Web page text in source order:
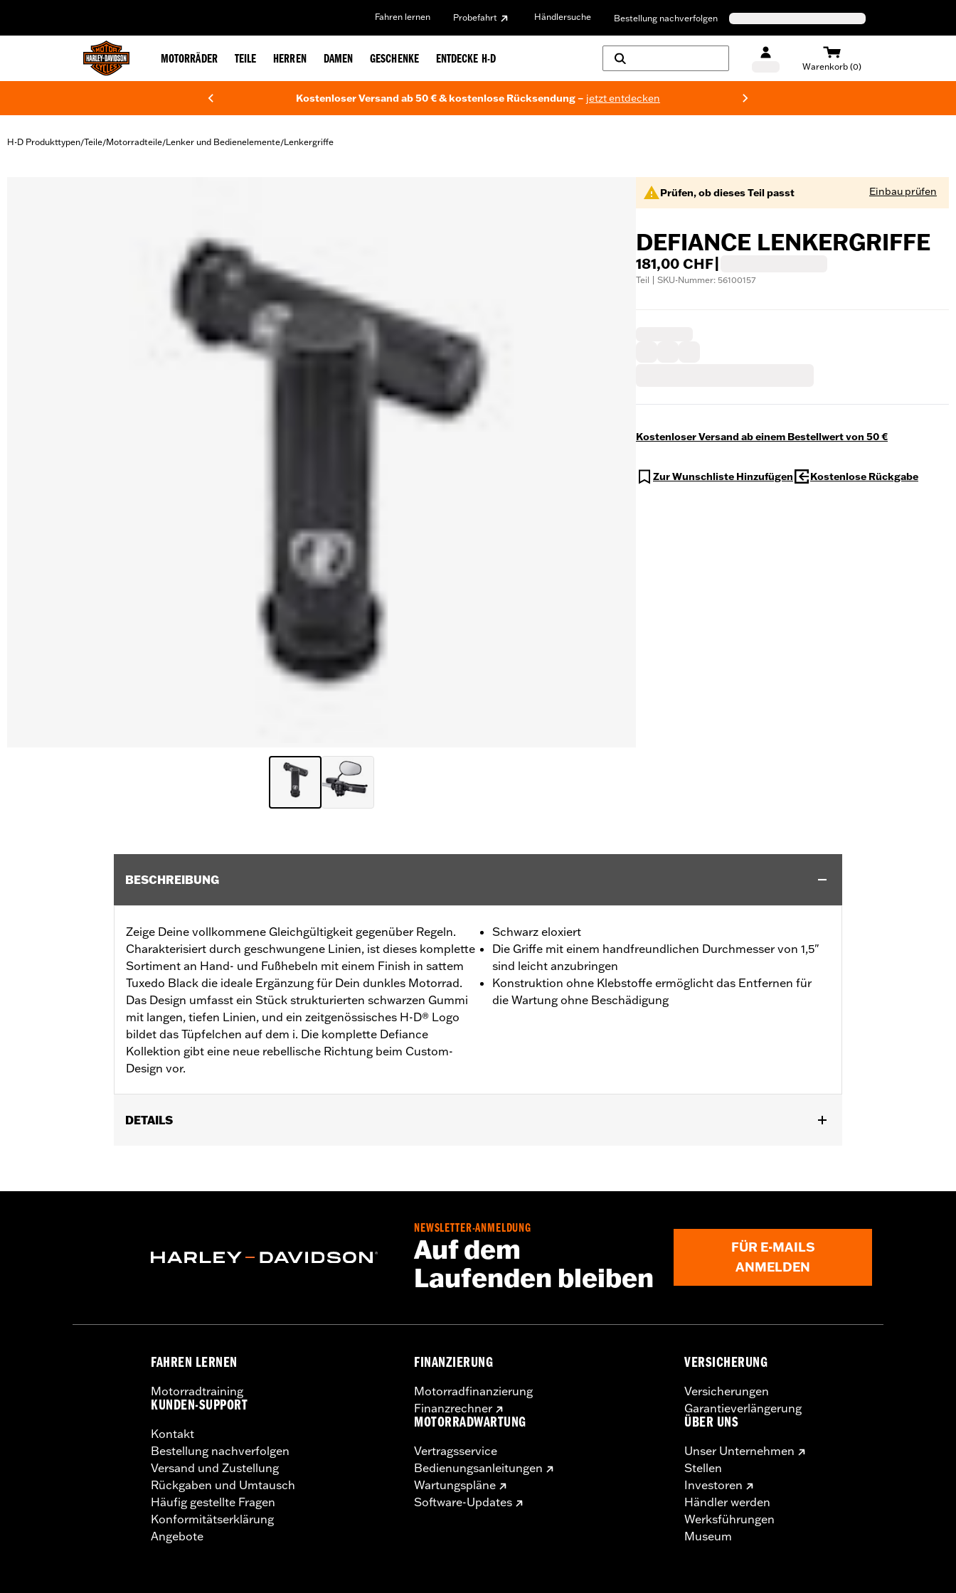
Fahren lernen Probefahrt Händlersuche Bestellung nachverfolgen
MOTORRÄDER TEILE HERREN DAMEN GESCHENKE ENTDECKE H-D
Warenkorb (0)
Kostenloser Versand ab 50 € & kostenlose Rücksendung – jetzt entdecken
H-D Produkttypen/Teile/Motorradteile/Lenker und Bedienelemente/Lenkergriffe
Prüfen, ob dieses Teil passt Einbau prüfen
DEFIANCE LENKERGRIFFE
181,00 CHF
Teil | SKU-Nummer: 56100157
Kostenloser Versand ab einem Bestellwert von 50 €
Zur Wunschliste Hinzufügen Kostenlose Rückgabe
BESCHREIBUNG
Zeige Deine vollkommene Gleichgültigkeit gegenüber Regeln.
Charakterisiert durch geschwungene Linien, ist dieses komplette
Sortiment an Hand- und Fußhebeln mit einem Finish in sattem
Tuxedo Black die ideale Ergänzung für Dein dunkles Motorrad.
Das Design umfasst ein Stück strukturierten schwarzen Gummi
mit langen, tiefen Linien, und ein zeitgenössisches H-D® Logo
bildet das Tüpfelchen auf dem i. Die komplette Defiance
Kollektion gibt eine neue rebellische Richtung beim Custom-
Design vor.
Schwarz eloxiert
Die Griffe mit einem handfreundlichen Durchmesser von 1,5"
sind leicht anzubringen
Konstruktion ohne Klebstoffe ermöglicht das Entfernen für
die Wartung ohne Beschädigung
DETAILS
Installationsanleitung
In Einheiten erhältlich:Paar
www.h-d.com/warranty for full details
NEWSLETTER-ANMELDUNG
Auf dem
Laufenden bleiben
FÜR E-MAILS
ANMELDEN
FAHREN LERNEN
Motorradtraining
KUNDEN-SUPPORT
Kontakt
Bestellung nachverfolgen
Versand und Zustellung
Rückgaben und Umtausch
Häufig gestellte Fragen
Konformitätserklärung
Angebote
FINANZIERUNG
Motorradfinanzierung
Finanzrechner
MOTORRADWARTUNG
Vertragsservice
Bedienungsanleitungen
Wartungspläne
Software-Updates
VERSICHERUNG
Versicherungen
Garantieverlängerung
ÜBER UNS
Unser Unternehmen
Stellen
Investoren
Händler werden
Werksführungen
Museum